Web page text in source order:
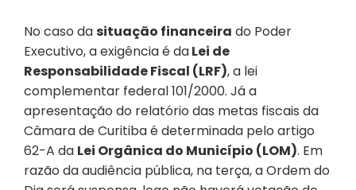
No caso dasituação financeira do Poder
Executivo, a exigência é daLei de
Responsabilidade Fiscal (LRF), a lei
complementar federal 101/2000. Já a
apresentação do relatório das metas fiscais da
Câmara de Curitiba é determinada pelo artigo
62-A da Lei Orgânica do Município (LOM). Em
razão da audiência pública, na terça, a Ordem do